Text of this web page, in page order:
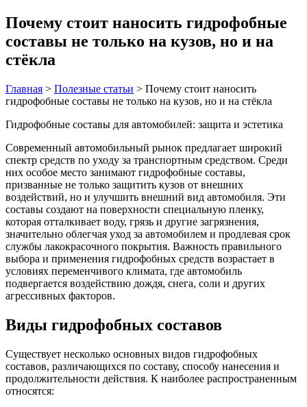
Почему стоит наносить гидрофобные
составы не только на кузов, но и на
стёкла
Главная > Полезные статьи > Почему стоит наносить
гидрофобные составы не только на кузов, но и на стёкла
Гидрофобные составы для автомобилей: защита и эстетика
Современный автомобильный рынок предлагает широкий
спектр средств по уходу за транспортным средством. Среди
них особое место занимают гидрофобные составы,
призванные не только защитить кузов от внешних
воздействий, но и улучшить внешний вид автомобиля. Эти
составы создают на поверхности специальную пленку,
которая отталкивает воду, грязь и другие загрязнения,
значительно облегчая уход за автомобилем и продлевая срок
службы лакокрасочного покрытия. Важность правильного
выбора и применения гидрофобных средств возрастает в
условиях переменчивого климата, где автомобиль
подвергается воздействию дождя, снега, соли и других
агрессивных факторов.
Виды гидрофобных составов
Существует несколько основных видов гидрофобных
составов, различающихся по составу, способу нанесения и
продолжительности действия. К наиболее распространенным
относятся: